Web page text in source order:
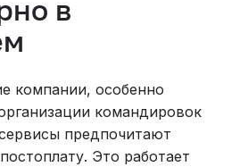
в
компании, особенно
командировок
предпочитают
Это работает